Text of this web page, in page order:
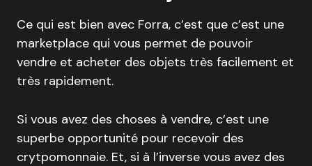
Ce qui est bien avec Forra, c’est que c’est une
marketplace qui vous permet de pouvoir
vendre et acheter des objets très facilement et
très rapidement.
Si vous avez des choses à vendre, c’est une
superbe opportunité pour recevoir des
crytpomonnaie. Et, si à l’inverse vous avez des